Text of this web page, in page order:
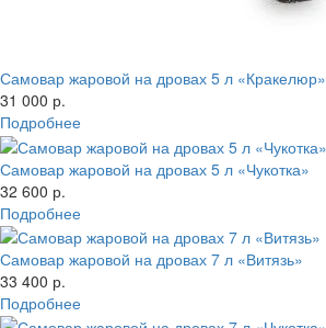
Самовар жаровой на дровах 5 л «Кракелюр»
31 000 р.
Подробнее
Самовар жаровой на дровах 5 л «Чукотка»
32 600 р.
Подробнее
Самовар жаровой на дровах 7 л «Витязь»
33 400 р.
Подробнее